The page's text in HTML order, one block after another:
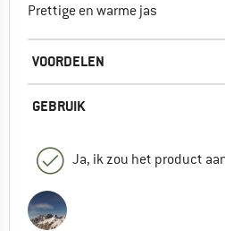
Prettige en warme jas
VOORDELEN
GEBRUIK
Ja, ik zou het product